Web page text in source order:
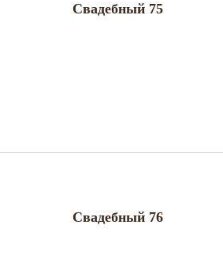
Свадебный 75
Свадебный 76